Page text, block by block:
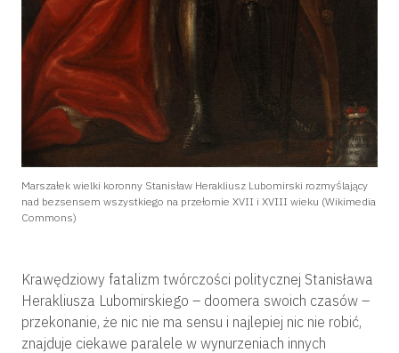
Marszałek wielki koronny Stanisław Herakliusz Lubomirski rozmyślający
nad bezsensem wszystkiego na przełomie XVII i XVIII wieku (Wikimedia
Commons)
Krawędziowy fatalizm twórczości politycznej Stanisława
Herakliusza Lubomirskiego – doomera swoich czasów –
przekonanie, że nic nie ma sensu i najlepiej nic nie robić,
znajduje ciekawe paralele w wynurzeniach innych